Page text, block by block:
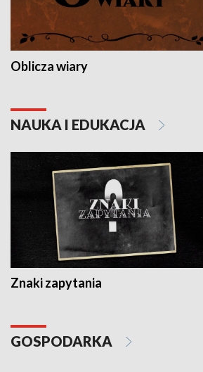
Oblicza wiary
NAUKA I EDUKACJA
Znaki zapytania
GOSPODARKA